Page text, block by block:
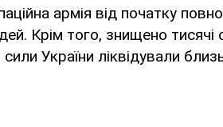
армія від початку
Крім того, знищено
України ліквідували